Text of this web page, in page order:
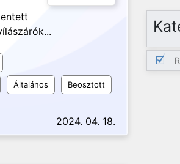
Általános Beosztott
2024. 04. 18.